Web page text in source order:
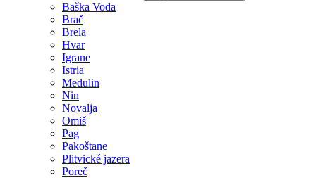
Baška Voda
Brač
Brela
Hvar
Igrane
Istria
Medulin
Nin
Novalja
Omiš
Pag
Pakoštane
Plitvické jazera
Poreč